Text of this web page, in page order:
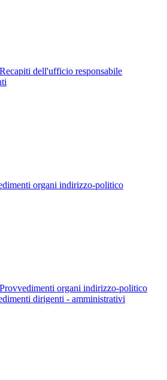
Recapiti dell'ufficio responsabile
organi indirizzo-politico
Provvedimenti organi indirizzo-politico
dirigenti - amministrativi